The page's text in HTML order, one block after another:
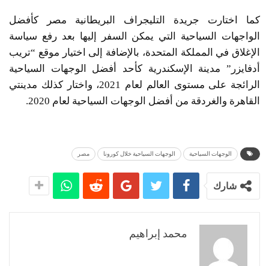
كما اختارت جريدة التليجراف البريطانية مصر كأفضل
الواجهات السياحية التي يمكن السفر إليها بعد رفع سياسة
الإغلاق في المملكة المتحدة، بالإضافة إلى اختيار موقع “تريب
أدفايزر” مدينة الإسكندرية كأحد أفضل الوجهات السياحية
الرائجة على مستوى العالم لعام 2021، واختار كذلك مدينتي
القاهرة والغردقة من أفضل الوجهات السياحية لعام 2020.
الوجهات السياحية الوجهات السياحية خلال كورونا مصر
شارك
محمد إبراهيم